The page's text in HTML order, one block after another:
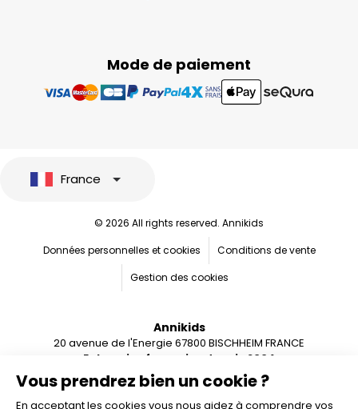
Mode de paiement
Vous prendrez bien un cookie ?
En acceptant les cookies vous nous aidez à comprendre vos
France
© 2026 All rights reserved. Annikids
Données personnelles et cookies
Conditions de vente
Gestion des cookies
Annikids
20 avenue de l'Energie 67800 BISCHHEIM FRANCE
Entreprise française depuis 2004